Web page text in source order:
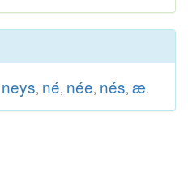
neys, né, née, nés, æ.